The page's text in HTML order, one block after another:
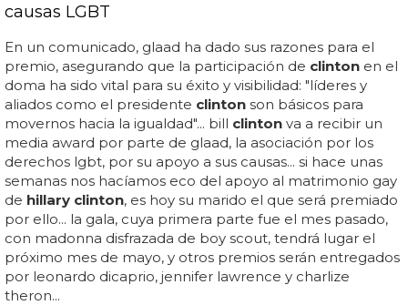
causas LGBT
En un comunicado, glaad ha dado sus razones para el
premio, asegurando que la participación de clinton en el
doma ha sido vital para su éxito y visibilidad: "líderes y
aliados como el presidente clinton son básicos para
movernos hacia la igualdad"... bill clinton va a recibir un
media award por parte de glaad, la asociación por los
derechos lgbt, por su apoyo a sus causas... si hace unas
semanas nos hacíamos eco del apoyo al matrimonio gay
de hillary clinton, es hoy su marido el que será premiado
por ello... la gala, cuya primera parte fue el mes pasado,
con madonna disfrazada de boy scout, tendrá lugar el
próximo mes de mayo, y otros premios serán entregados
por leonardo dicaprio, jennifer lawrence y charlize
theron...